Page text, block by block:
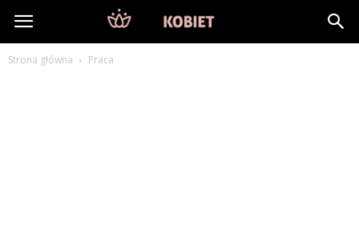
DlaKobiet24.pl
Strona główna Praca